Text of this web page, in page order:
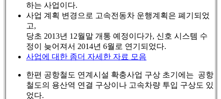
하는 사업이다.
사업 계획 변경으로 고속전동차 운행계획은 폐기되었
고,
당초 2013년 12월말 개통 예정이다가, 신호 시스템 수
정이 늦어져서 2014년 6월로 연기되었다.
사업에 대한 좀더 자세한 자료 모음
한편 공항철도 연계시설 확충사업 구상 초기에는 공항
철도의 용산역 연결 구상이나 고속차량 투입 구상도 있
었다.